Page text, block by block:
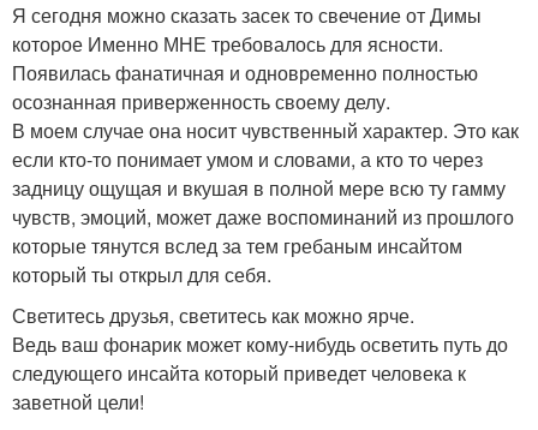
Я сегодня можно сказать засек то свечение от Димы
которое Именно МНЕ требовалось для ясности.
Появилась фанатичная и одновременно полностью
осознанная приверженность своему делу.
В моем случае она носит чувственный характер. Это как
если кто-то понимает умом и словами, а кто то через
задницу ощущая и вкушая в полной мере всю ту гамму
чувств, эмоций, может даже воспоминаний из прошлого
которые тянутся вслед за тем гребаным инсайтом
который ты открыл для себя.
Светитесь друзья, светитесь как можно ярче.
Ведь ваш фонарик может кому-нибудь осветить путь до
следующего инсайта который приведет человека к
заветной цели!